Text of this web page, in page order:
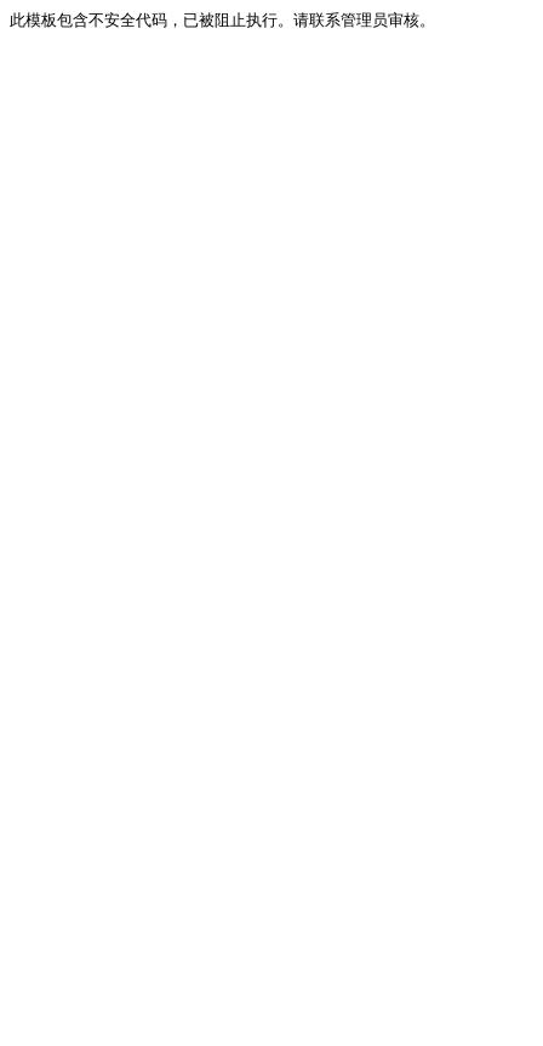
此模板包含不安全代码，已被阻止执行。请联系管理员审核。